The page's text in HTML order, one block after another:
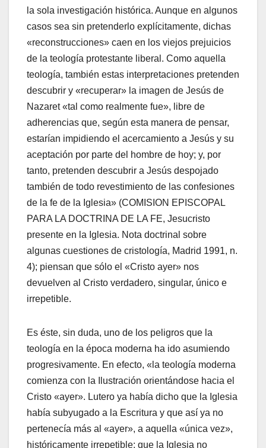
la sola investigación histórica. Aunque en algunos
casos sea sin pretenderlo explícitamente, dichas
«reconstrucciones» caen en los viejos prejuicios
de la teología protestante liberal. Como aquella
teología, también estas interpretaciones pretenden
descubrir y «recuperar» la imagen de Jesús de
Nazaret «tal como realmente fue», libre de
adherencias que, según esta manera de pensar,
estarían impidiendo el acercamiento a Jesús y su
aceptación por parte del hombre de hoy; y, por
tanto, pretenden descubrir a Jesús despojado
también de todo revestimiento de las confesiones
de la fe de la Iglesia» (COMISION EPISCOPAL
PARA LA DOCTRINA DE LA FE, Jesucristo
presente en la Iglesia. Nota doctrinal sobre
algunas cuestiones de cristología, Madrid 1991, n.
4); piensan que sólo el «Cristo ayer» nos
devuelven al Cristo verdadero, singular, único e
irrepetible.
Es éste, sin duda, uno de los peligros que la
teología en la época moderna ha ido asumiendo
progresivamente. En efecto, «la teología moderna
comienza con la Ilustración orientándose hacia el
Cristo «ayer». Lutero ya había dicho que la Iglesia
había subyugado a la Escritura y que así ya no
pertenecía más al «ayer», a aquella «única vez»,
históricamente irrepetible; que la Iglesia no